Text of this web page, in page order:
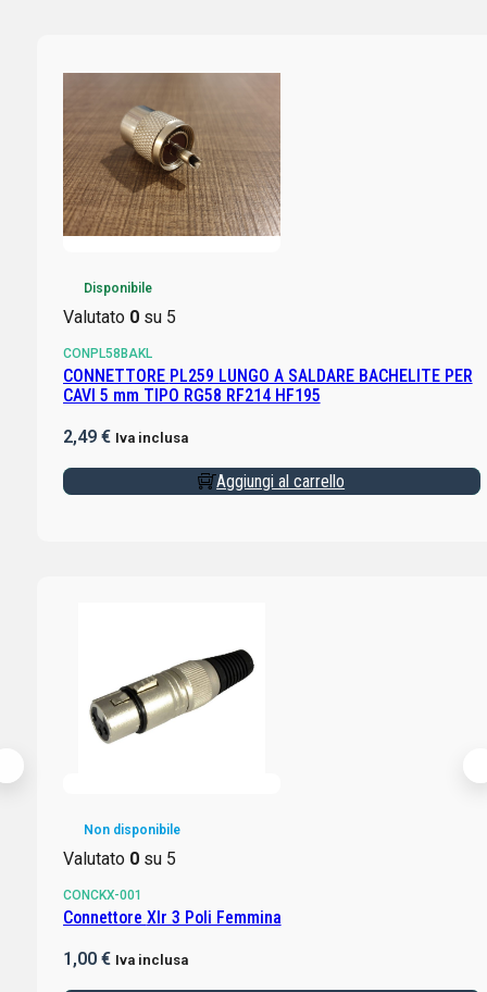
Disponibile
Valutato 0su 5
CONPL58BAKL
CONNETTORE PL259 LUNGO A SALDARE BACHELITE PER
CAVI 5 mm TIPO RG58 RF214 HF195
2,49 € Iva inclusa
Aggiungi al carrello
Non disponibile
Valutato 0su 5
CONCKX-001
Connettore Xlr 3 Poli Femmina
1,00 € Iva inclusa